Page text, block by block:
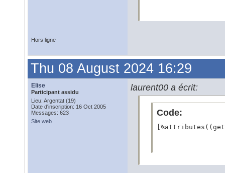
Hors ligne
Thu 08 August 2024 16:29
Elise
Participant assidu
Lieu: Argentat (19)
Date d'inscription: 16 Oct 2005
Messages: 623
Site web
laurent00 a écrit:
Code: